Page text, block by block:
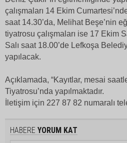
çalışmaları 14 Ekim
saat 14.30’da, Melihat Beşe’nin
tiyatrosu çalışmaları ise 17 Ekim
Salı saat 18.00’de Lefkoşa
yapılacak.
Açıklamada, “Kayıtlar, mesai
Tiyatrosu’nda yapılmaktadır.
İletişim için 227 87 82 numaralı
HABERE YORUM KAT